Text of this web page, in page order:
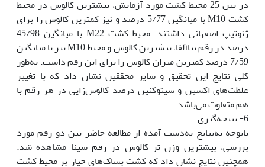
در بین 25 محیط کشت مورد آزمایش، بیشترین کالوس در محیط
کشت M10 با میانگین 5/77 درصد و نیز کم‫ترین کالوس را برای
ژنوتیپ اصفهانی داشتند. محیط کشت M22 با میانگین 45/98
درصد در رقم بتاآلفا، بیشترین کالوس و محیط M10 نیز با میانگین
7/59 درصد کمترین میزان کالوس را برای این رقم داشت. به‌طور
کلی نتایج این تحقیق و سایر محققین نشان داد که با تغییر
غلظت‌های اکسین و سیتوکنین درصد کالوس‌زایی در هر رقم با
هم متفاوت می‌باشد.‬‬‬‬‬‬‬‬‬‬‬‬‬‬
6- نتیجه‌گیری
باتوجه به‌نتایج به‌دست‌ آمده از مطالعه حاضر بین دو رقم مورد
بررسی، بیشترین وزن تر کالوس در رقم سینا مشاهده شد.
همچنین نتایج نشان داد که کشت بساک‌های خیار بر محیط کشت